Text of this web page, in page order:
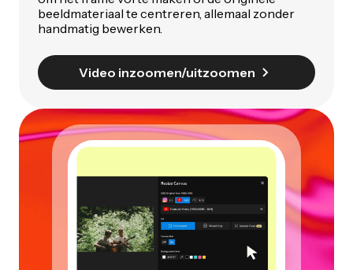
beeldmateriaal te centreren, allemaal zonder
handmatig bewerken.
Video inzoomen/uitzoomen